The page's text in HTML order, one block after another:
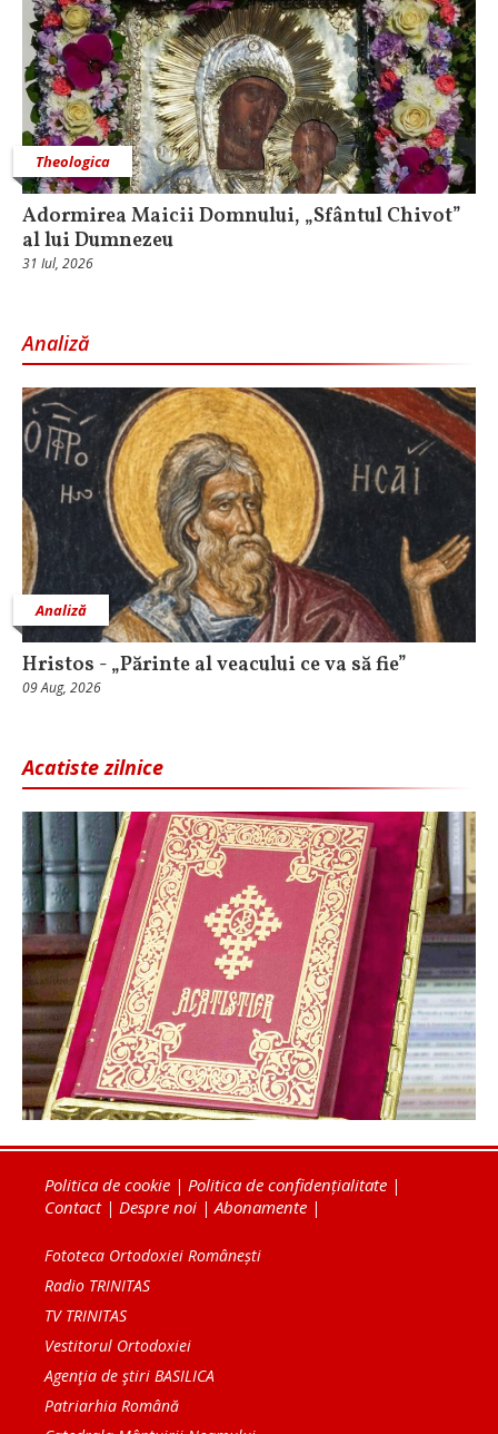
Theologica
Adormirea Maicii Domnului, „Sfântul Chivot”
al lui Dumnezeu
31 Iul, 2026
Analiză
Analiză
Hristos - „Părinte al veacului ce va să fie”
09 Aug, 2026
Acatiste zilnice
Politica de cookie | Politica de confidențialitate |
Contact| Despre noi |Abonamente |
Fototeca Ortodoxiei Românești
Radio TRINITAS
TV TRINITAS
Vestitorul Ortodoxiei
Agenţia de ştiri BASILICA
Patriarhia Română